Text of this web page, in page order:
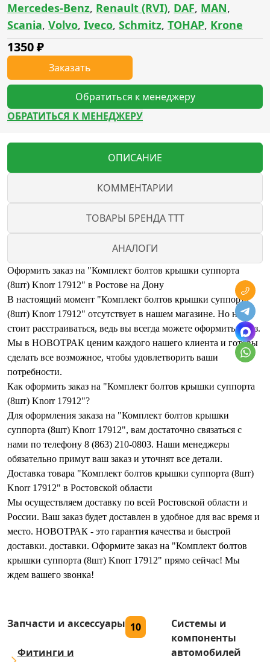
Mercedes-Benz, Renault (RVI), DAF, MAN,
Scania, Volvo, Iveco, Schmitz, ТОНАР, Krone
1350₽
Заказать
Обратиться к менеджеру
ОБРАТИТЬСЯ К МЕНЕДЖЕРУ
ОПИСАНИЕ
КОММЕНТАРИИ
ТОВАРЫ БРЕНДА TTT
АНАЛОГИ
Оформить заказ на "Комплект болтов крышки суппорта
(8шт) Knorr 17912" в Ростове на Дону
В настоящий момент "Комплект болтов крышки суппорта
(8шт) Knorr 17912" отсутствует в нашем магазине. Но не
стоит расстраиваться, ведь вы всегда можете оформить заказ.
Мы в НОВОТРАК ценим каждого нашего клиента и готовы
сделать все возможное, чтобы удовлетворить ваши
потребности.
Как оформить заказ на "Комплект болтов крышки суппорта
(8шт) Knorr 17912"?
Для оформления заказа на "Комплект болтов крышки
суппорта (8шт) Knorr 17912", вам достаточно связаться с
нами по телефону 8 (863) 210-0803. Наши менеджеры
обязательно примут ваш заказ и уточнят все детали.
Доставка товара "Комплект болтов крышки суппорта (8шт)
Knorr 17912" в Ростовской области
Мы осуществляем доставку по всей Ростовской области и
России. Ваш заказ будет доставлен в удобное для вас время и
место. НОВОТРАК - это гарантия качества и быстрой
доставки. доставки. Оформите заказ на "Комплект болтов
крышки суппорта (8шт) Knorr 17912" прямо сейчас! Мы
ждем вашего звонка!
Запчасти и аксессуары 10
Фитинги и
Системы и
компоненты
автомобилей